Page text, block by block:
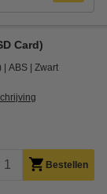
Card)
ABS Zwart
Bestellen